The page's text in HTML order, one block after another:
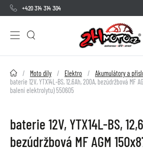
+420 314 314 304
2HMOTO.cz Moto díly Elektro
Akumulátory a
baterie 12V, YTX14L-BS, 12,6Ah, 200A, bezúdržbová MF
balení elektrolytu) 550605
baterie 12V, YTX14L-BS,
bezúdržbová MF AGM